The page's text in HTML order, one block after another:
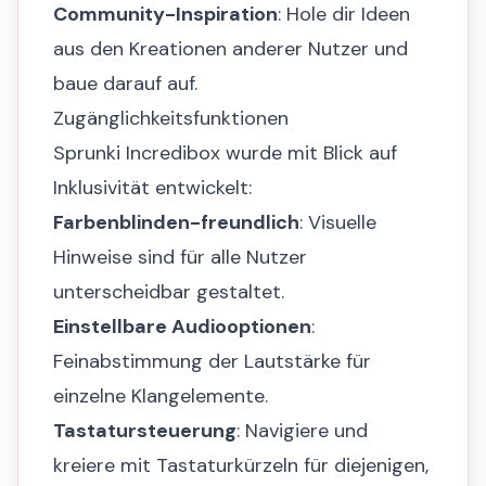
Community-Inspiration: Hole dir Ideen
aus den Kreationen anderer Nutzer und
baue darauf auf.
Zugänglichkeitsfunktionen
Sprunki Incredibox wurde mit Blick auf
Inklusivität entwickelt:
Farbenblinden-freundlich: Visuelle
Hinweise sind für alle Nutzer
unterscheidbar gestaltet.
Einstellbare Audiooptionen:
Feinabstimmung der Lautstärke für
einzelne Klangelemente.
Tastatursteuerung: Navigiere und
kreiere mit Tastaturkürzeln für diejenigen,